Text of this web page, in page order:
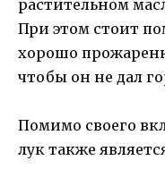
растительном
При этом стоит
хорошо
чтобы он не дал
Помимо своего
лук также